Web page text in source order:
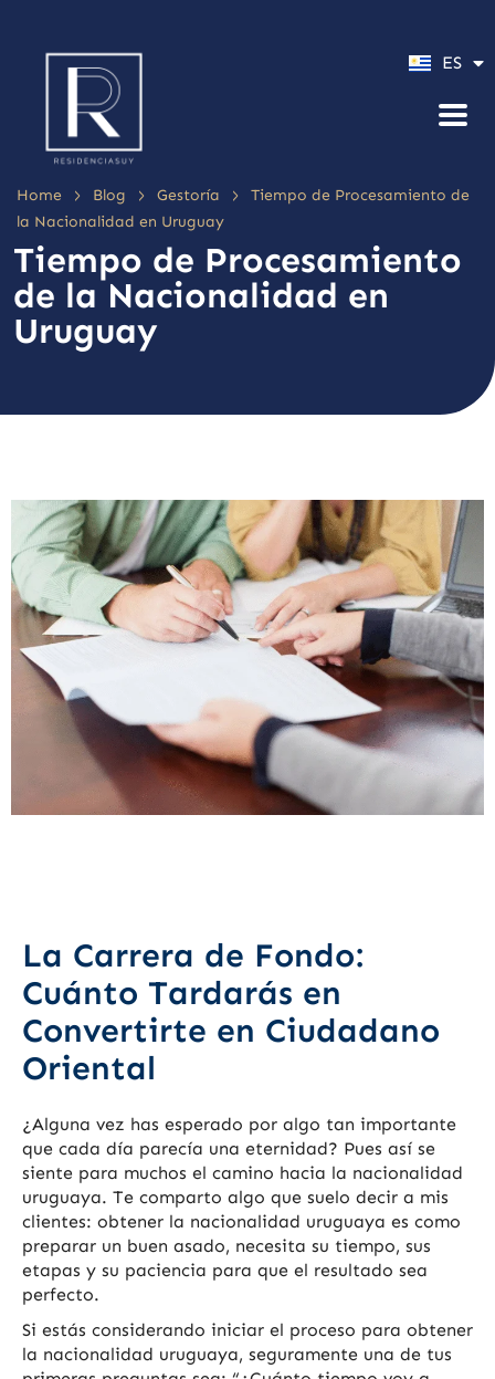
ES
EN
Home > Blog > Gestoría >
Tiempo de Procesamiento de
la Nacionalidad en Uruguay
Tiempo de Procesamiento
de la Nacionalidad en
Uruguay
La Carrera de Fondo:
Cuánto Tardarás en
Convertirte en Ciudadano
Oriental
¿Alguna vez has esperado por algo tan importante
que cada día parecía una eternidad? Pues así se
siente para muchos el camino hacia la nacionalidad
uruguaya. Te comparto algo que suelo decir a mis
clientes: obtener la nacionalidad uruguaya es como
preparar un buen asado, necesita su tiempo, sus
etapas y su paciencia para que el resultado sea
perfecto.
Si estás considerando iniciar el proceso para obtener
la nacionalidad uruguaya, seguramente una de tus